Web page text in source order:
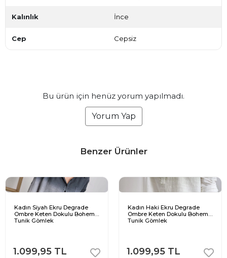
Kalınlık İnce
Cep Cepsiz
Bu ürün için henüz yorum yapılmadı.
Yorum Yap
Benzer Ürünler
Kadın Siyah Ekru Degrade
Ombre Keten Dokulu Bohem
Tunik Gömlek
1.099,95 TL
Kadın Haki Ekru Degrade
Ombre Keten Dokulu Bohem
Tunik Gömlek
1.099,95 TL